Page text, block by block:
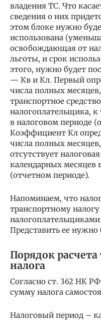
владения ТС. Что
сведения о них
этом блоке нужно
использована
освобождающая от
льготы, и срок
этого, нужно будет
— Кв и Кл. Первый
числа полных
транспортное
налогоплательщика,
в налоговом периоде
Коэффициент Кл
числа полных
отсутствует
календарных месяцев
(отчетном периоде).
Напоминаем, что
транспортному
Представить ее нужно
Порядок
налога
Согласно ст. 362 НК
сумму налога
Налоговый период –